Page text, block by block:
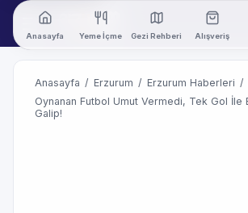
Anasayfa Yeme İçme Gezi Rehberi Alışveriş
Anasayfa / Erzurum / Erzurum Haberleri /
Oynanan Futbol Umut Vermedi, Tek Gol İle
Galip!